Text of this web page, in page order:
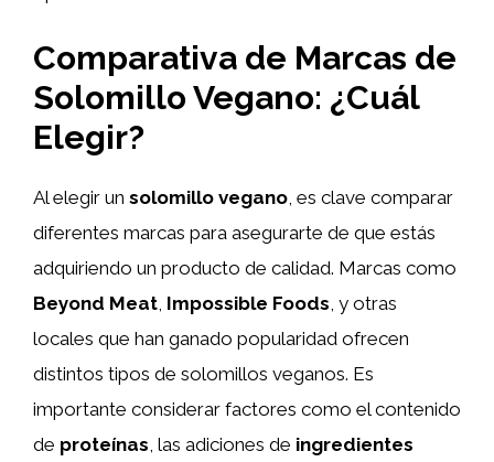
Comparativa de Marcas de
Solomillo Vegano: ¿Cuál
Elegir?
Al elegir un solomillo vegano , es clave comparar
diferentes marcas para asegurarte de que estás
adquiriendo un producto de calidad. Marcas como
Beyond Meat Impossible Foods , y otras
locales que han ganado popularidad ofrecen
distintos tipos de solomillos veganos. Es
importante considerar factores como el contenido
de proteínas , las adiciones de ingredientes